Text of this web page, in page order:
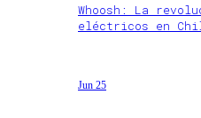
Whoosh: La
eléctricos en
Jun 25